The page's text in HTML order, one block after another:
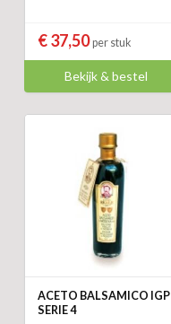
€ 37,50per stuk
Bekijk & bestel
ACETO BALSAMICO IGP
SERIE 4